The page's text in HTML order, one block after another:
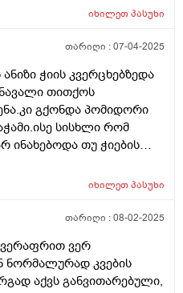
08.00, მაინტერესებს
დიდაᲗ არ იმატებს
გმადლობᲗ
იხილეთპასუხი
თარიღი :07-04-2025
ჭიის კვერცხებზედა
თითქოს
გქონდა პომიდორი
სისხლი რომ
ინახებოდა თუ ჭიების
იხილეთპასუხი
თარიღი :08-02-2025
ვერაფრით ვერ
ნორმალურად კვების
აქვს განვითარებული,